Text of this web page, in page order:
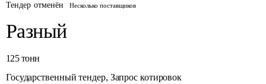
Тендер отменён Несколько поставщиков
Разный
125 тонн
Государственный тендер, Запрос котировок